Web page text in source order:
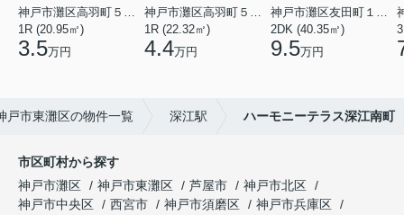
神戸市灘区高羽町５丁目
1R (20.95㎡)
3.5万円
神戸市灘区高羽町５丁目
1R (22.32㎡)
4.4万円
神戸市灘区友田町１丁目
2DK (40.35㎡)
9.5万円
戸市東灘区の物件一覧 深江駅 ハーモニーテラス深江南町
市区町村から探す
神戸市灘区
神戸市東灘区 芦屋市
神戸市北区
神戸市中央区
西宮市 神戸市須磨区
神戸市兵庫区